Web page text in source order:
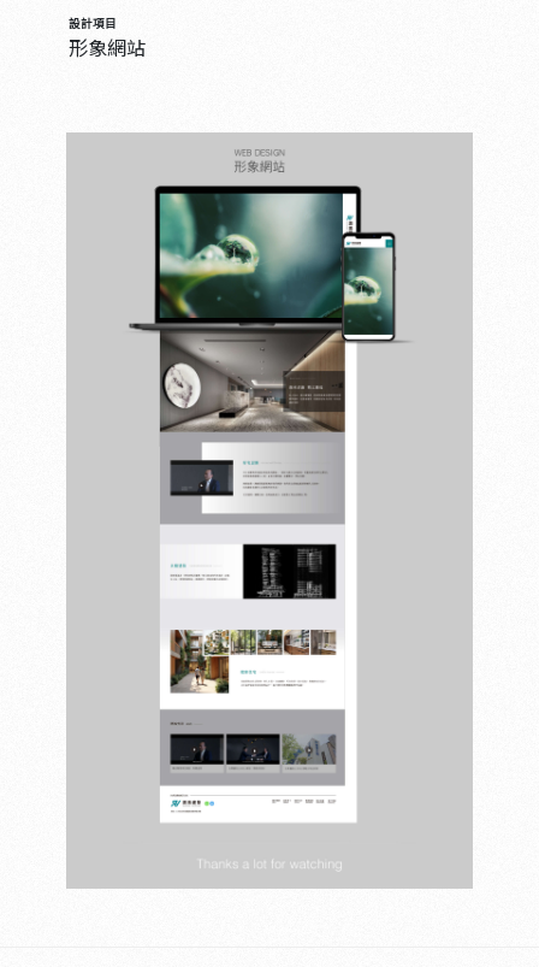
設計項目
形象網站